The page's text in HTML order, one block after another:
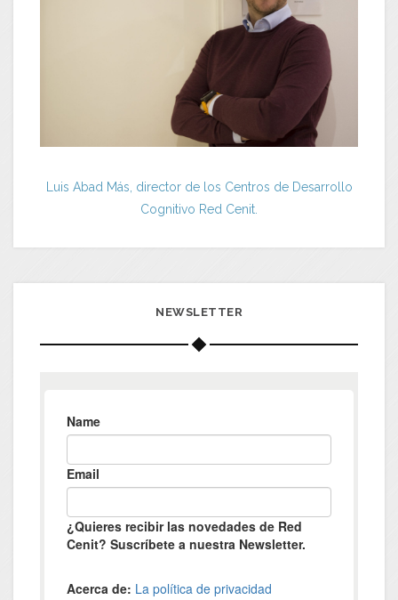
Luis Abad Más, director de los Centros de Desarrollo
Cognitivo Red Cenit.
NEWSLETTER